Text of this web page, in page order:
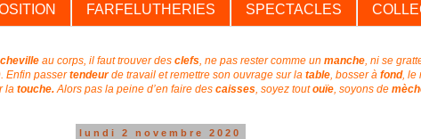
FARFELUTHERIES SPECTACLES
cheville au corps, il faut trouver des clefs, ne pas rester comme un manche, ni se
Enfin passertendeurde travail et remettre son ouvrage sur la table, bosser à fond, le
la touche.Alors pas la peine d’en faire des caisses, soyez toutouïe, soyons de
lundi 2 novembre 2020